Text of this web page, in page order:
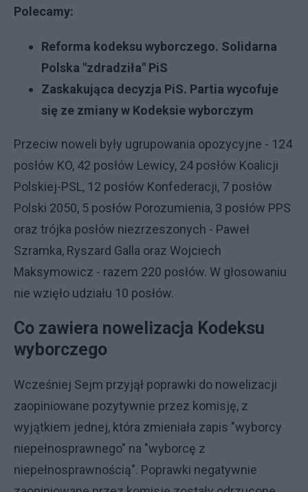
Polecamy:
Reforma kodeksu wyborczego. Solidarna
Polska "zdradziła" PiS
Zaskakująca decyzja PiS. Partia wycofuje
się ze zmiany w Kodeksie wyborczym
Przeciw noweli były ugrupowania opozycyjne - 124
posłów KO, 42 posłów Lewicy, 24 posłów Koalicji
Polskiej-PSL, 12 posłów Konfederacji, 7 posłów
Polski 2050, 5 posłów Porozumienia, 3 posłów PPS
oraz trójka posłów niezrzeszonych - Paweł
Szramka, Ryszard Galla oraz Wojciech
Maksymowicz - razem 220 posłów. W głosowaniu
nie wzięło udziału 10 posłów.
Co zawiera nowelizacja Kodeksu
wyborczego
Wcześniej Sejm przyjął poprawki do nowelizacji
zaopiniowane pozytywnie przez komisję, z
wyjątkiem jednej, która zmieniała zapis "wyborcy
niepełnosprawnego" na "wyborcę z
niepełnosprawnością". Poprawki negatywnie